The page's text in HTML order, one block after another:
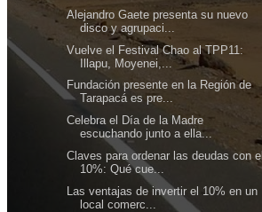
Alejandro Gaete presenta su nuevo
disco y agrupaci...
Vuelve el Festival Chao al TPP11:
Illapu, Moyenei,...
Fundación presente en la Región de
Tarapacá es pre...
Celebra el Día de la Madre
escuchando junto a ella...
Claves para ordenar las deudas con el
10%: Qué cue...
Las ventajas de invertir el 10% en un
local comerc...